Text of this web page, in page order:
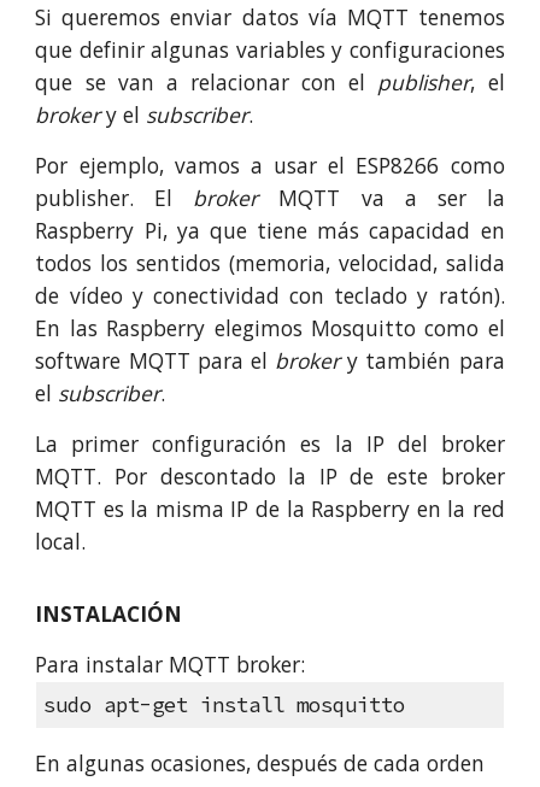
Si queremos enviar datos vía MQTT tenemos
que definir algunas variables y configuraciones
que se van a relacionar con el publisher, el
brokery el subscriber.
Por ejemplo, vamos a usar el ESP8266 como
publisher. El brokerMQTT va a ser la
Raspberry Pi, ya que tiene más capacidad en
todos los sentidos (memoria, velocidad, salida
de vídeo y conectividad con teclado y ratón).
En las Raspberry elegimos Mosquitto como el
software MQTT para el brokery también para
el subscriber.
La primer configuración es la IP del broker
MQTT. Por descontado la IP de este broker
MQTT es la misma IP de la Raspberry en la red
local.
INSTALACIÓN
Para instalar MQTT broker:
sudo apt-get install mosquitto
En algunas ocasiones, después de cada orden